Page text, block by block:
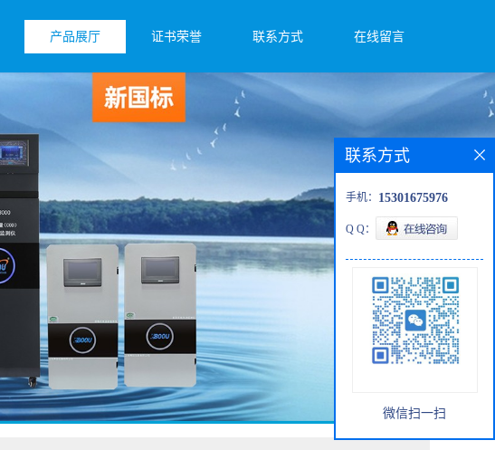
产品展厅 证书荣誉 联系方式 在线留言
联系方式
手机： 15301675976
Q Q：
微信扫一扫